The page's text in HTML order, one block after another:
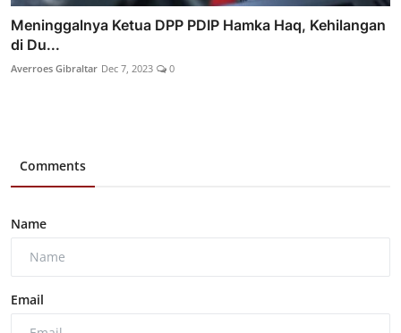
Meninggalnya Ketua DPP PDIP Hamka Haq, Kehilangan
di Du...
Averroes Gibraltar Dec 7, 2023 0
Comments
Name
Email